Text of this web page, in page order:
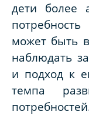
дети более
может быть
наблюдать
и подход к
темпа